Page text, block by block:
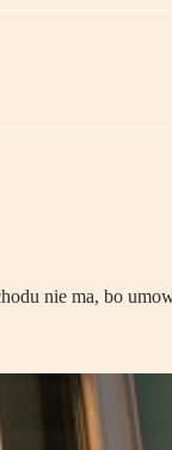
nie ma, bo